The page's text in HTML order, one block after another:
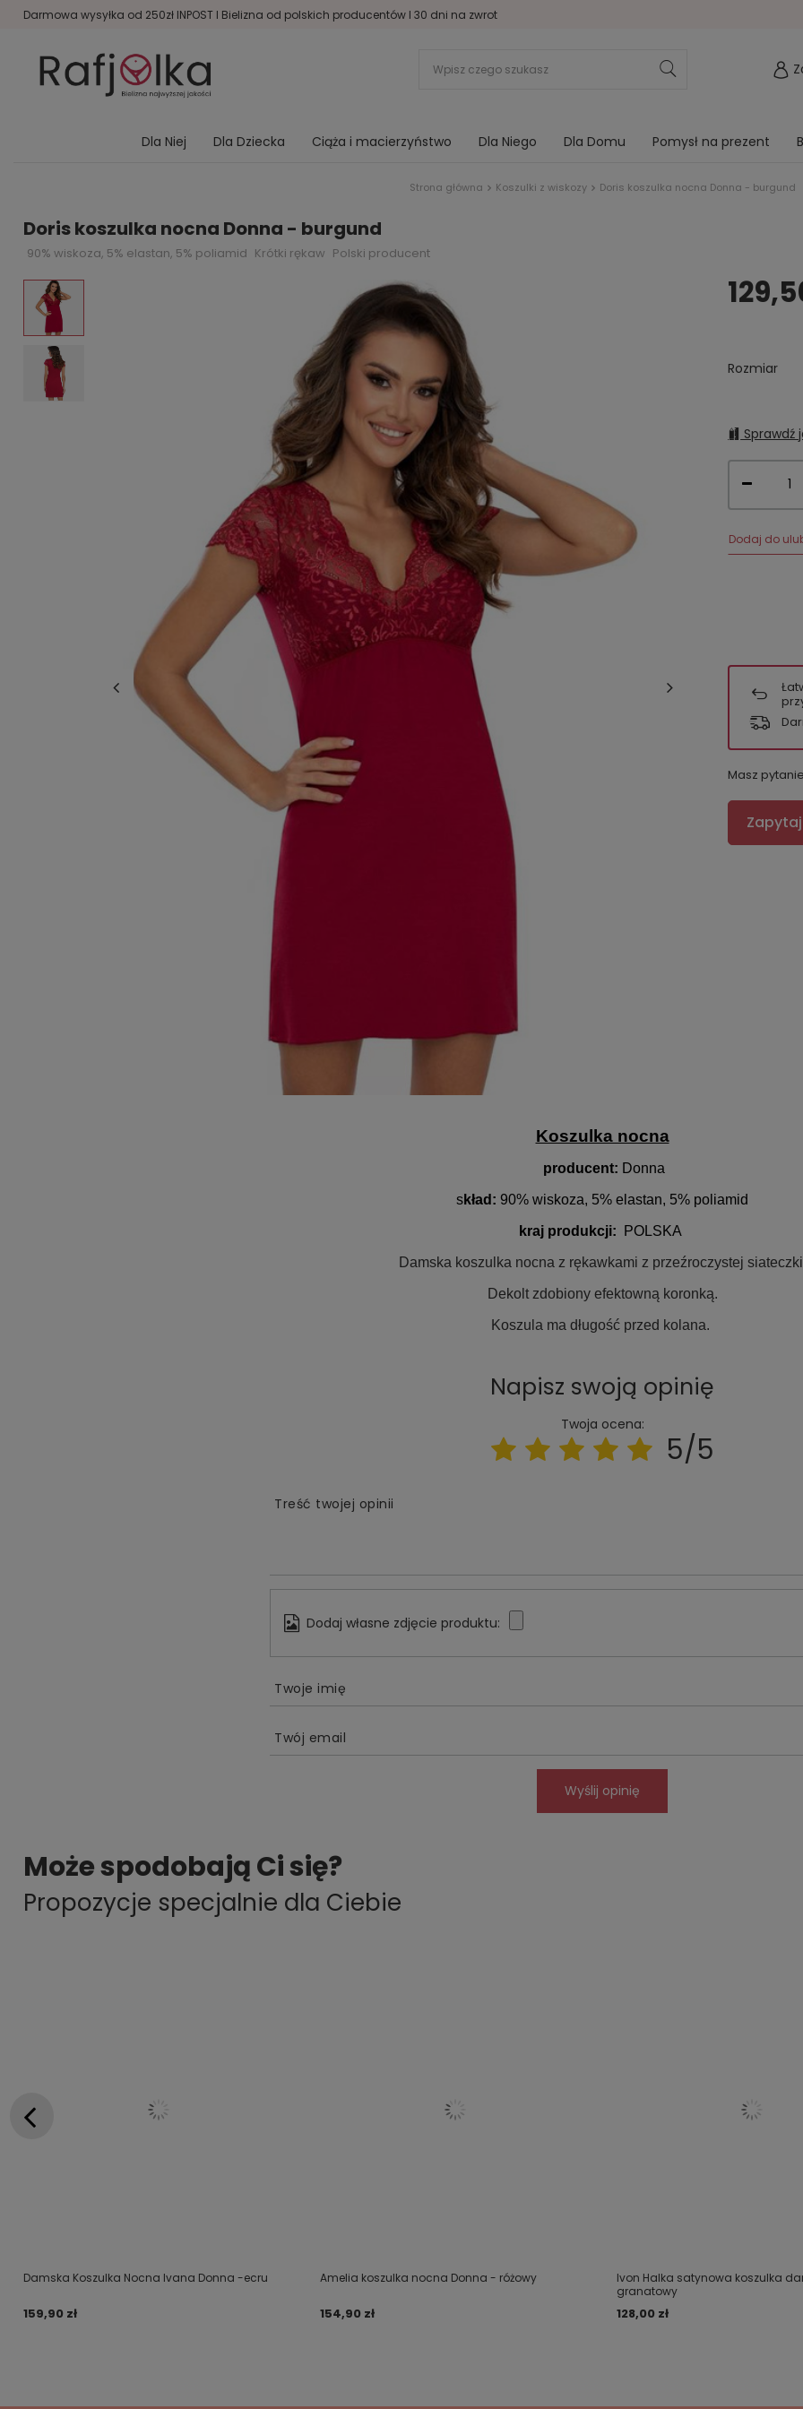
Darmowa wysyłka od 250zł INPOST I Bielizna od polskich producentów I 30 dni na zwrot
Dla Niej Dla Dziecka Ciąża i macierzyństwo Dla Niego Dla Domu Pomysł na prezent
Strona główna Koszulki z wiskozy Doris koszulka nocna Donna - burgund
Doris koszulka nocna Donna - burgund
90% wiskoza, 5% elastan, 5% poliamid Krótki rękaw Polski producent
Rozmiar
Sprawdź
Dodaj do
Masz
Koszulka nocna
producent: Donna
skład: 90% wiskoza, 5% elastan, 5% poliamid
kraj produkcji: POLSKA
Damska koszulka nocna z rękawkami z przeźroczystej
Dekolt zdobiony efektowną koronką.
Koszula ma długość przed kolana.
Napisz swoją opinię
Twoja ocena:
5/5
Treść twojej opinii
Dodaj własne zdjęcie produktu:
Twoje imię
Twój email
Wyślij opinię
Może spodobają Ci się?
Propozycje specjalnie dla Ciebie
Damska Koszulka Nocna Ivana Donna -ecru
159,90 zł
Amelia koszulka nocna Donna - różowy
154,90 zł
Ivon Halka satynowa koszulka
granatowy
128,00 zł